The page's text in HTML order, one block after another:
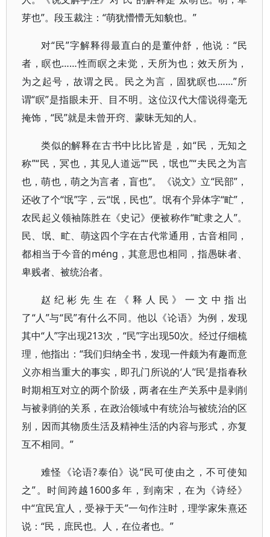
芽也”。段玉裁注：“萌犹懵懵无知貌也。”
对“民”字解释得最直白的是董仲舒，他说：“民
者，瞑也……性而瞑之未觉，天所为也；效天所为，
为之起号，故谓之民。民之为言，固犹瞑也……”所
谓“瞑”是指眼未开、目不明。这位汉代大儒说得毫无
掩饰，“民”就是未曾开窍、蒙昧无知的人。
类似的解释在古书中比比皆是，如“民，无知之
称”“民，冥也，其见人道远”“民，氓也”“夫民之为言
也，萌也，萌之为言者，盲也”。《说文》立“民部”，
还收了个“氓”字，云“氓，民也”。氓有个异体字“甿”，
农民起义领袖陈胜在《史记》便被称作“甿隶之人”。
民、氓、甿、萌这四个字在古代常通用，古音相同，
都相当于今音的méng，其意思也相同，指愚昧者、
卑贱者、被统治者。
赵纪彬先生在《释人民》一文中指出
了“人”与“民”有什么不同。他以《论语》为例，发现
其中“人”字出现213次，“民”字出现50次。经过仔细梳
理，他指出：“我们归纳全书，发现一件颇为有趣而意
义亦相当重大的事实，即孔门所说的‘人’‘民’是指春秋
时期相互对立的两个阶级，两者在生产关系中是剥削
与被剥削的关系，在政治领域中有统治与被统治的区
别，因而其物质生活及精神生活的内容与形式，亦复
互不相同。”
难怪《论语?泰伯》说“民可使由之，不可使知
之”。时间跨越1600多年，到南宋，在为《诗经》
中“宜民宜人，受禄于天”一句作注时，理学家朱熹还
说：“民，庶民也。人，在位者也。”